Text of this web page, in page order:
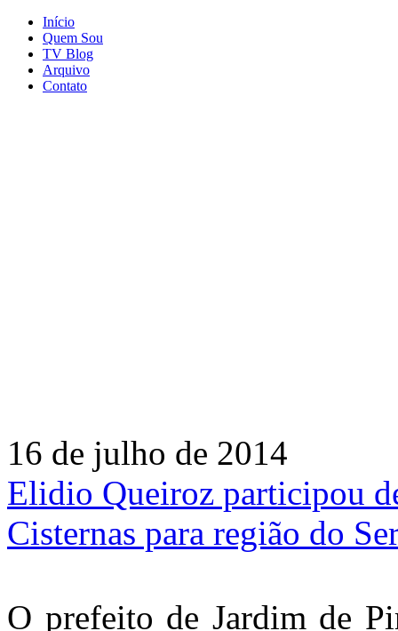
Início
Quem Sou
TV Blog
Arquivo
Contato
16 de julho de 2014
Elidio Queiroz participou
Cisternas para região do
O prefeito de Jardim de